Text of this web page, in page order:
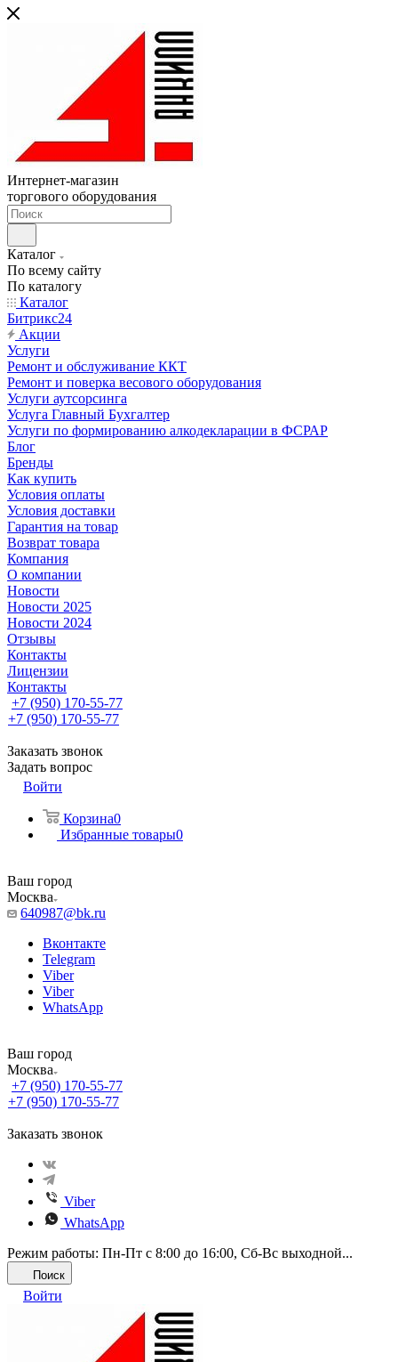
Интернет-магазин
торгового оборудования
Каталог
По всему сайту
По каталогу
Каталог
Битрикс24
Акции
Услуги
Ремонт и обслуживание ККТ
Ремонт и поверка весового оборудования
Услуги аутсорсинга
Услуга Главный Бухгалтер
Услуги по формированию алкодекларации в ФСРАР
Блог
Бренды
Как купить
Условия оплаты
Условия доставки
Гарантия на товар
Возврат товара
Компания
О компании
Новости
Новости 2025
Новости 2024
Отзывы
Контакты
Лицензии
Контакты
+7 (950) 170-55-77
+7 (950) 170-55-77
Заказать звонок
Задать вопрос
Войти
Корзина0
Избранные товары0
Ваш город
Москва
640987@bk.ru
Вконтакте
Telegram
Viber
Viber
WhatsApp
Ваш город
Москва
+7 (950) 170-55-77
+7 (950) 170-55-77
Заказать звонок
Viber
WhatsApp
Режим работы: Пн-Пт с 8:00 до 16:00, Cб-Вс выходной...
Поиск
Войти